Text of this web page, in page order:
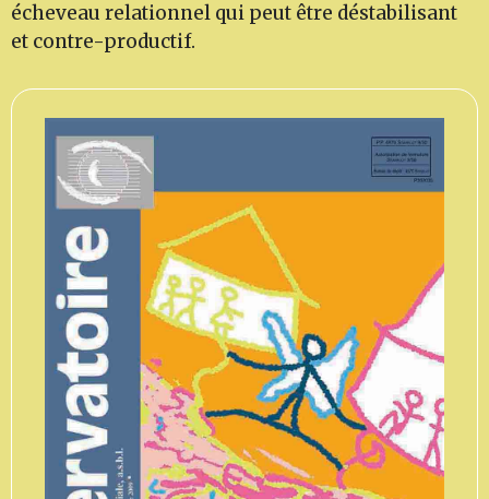
écheveau relationnel qui peut être déstabilisant
et contre-productif.